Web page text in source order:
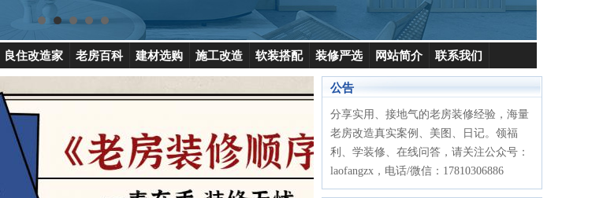
良住改造家 老房百科 建材选购 施工改造 软装搭配 装修严选 网站简介 联系我们
公告
分享实用、接地气的老房装修经验，海量
老房改造真实案例、美图、日记。领福
利、学装修、在线问答，请关注公众号：
laofangzx，电话/微信：17810306886